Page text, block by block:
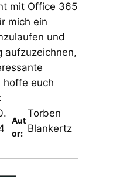
mit Office 365
mich ein
und
aufzuzeichnen,
hoffe euch
Aut
or:
Torben
Blankertz